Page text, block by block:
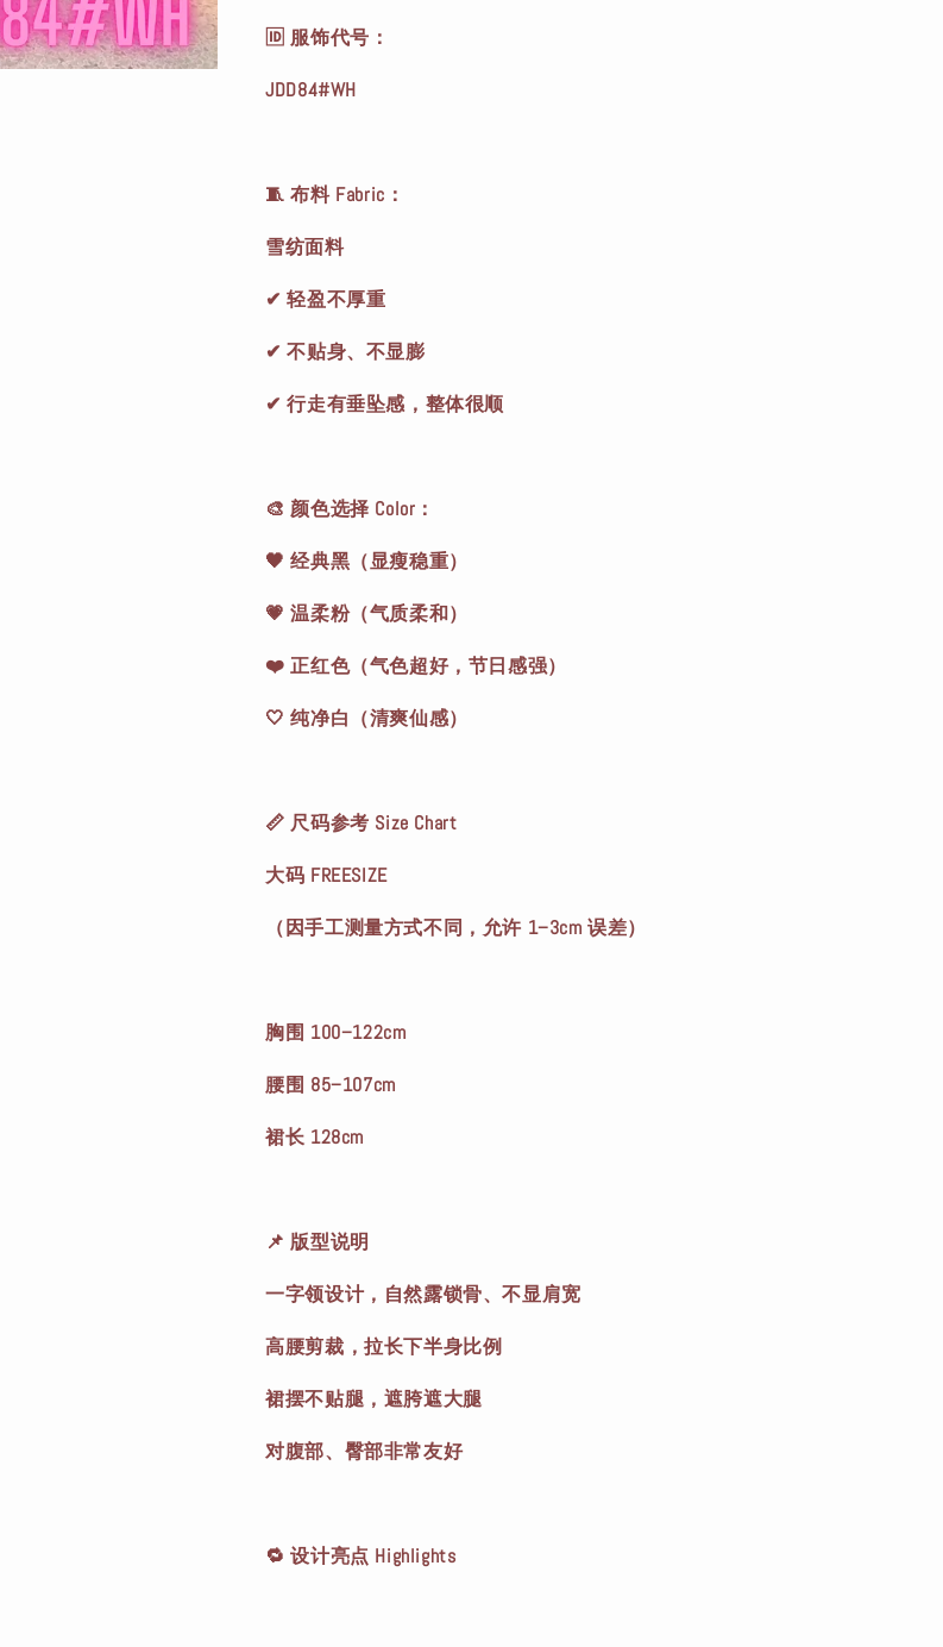
🆔 服饰代号：
JDD84#WH
🧵 布料 Fabric：
雪纺面料
✔ 轻盈不厚重
✔ 不贴身、不显膨
✔ 行走有垂坠感，整体很顺
🎨 颜色选择 Color：
🖤 经典黑（显瘦稳重）
💗 温柔粉（气质柔和）
❤️ 正红色（气色超好，节日感强）
🤍 纯净白（清爽仙感）
📏 尺码参考 Size Chart
大码 FREESIZE
（因手工测量方式不同，允许 1–3cm 误差）
胸围 100–122cm
腰围 85–107cm
裙长 128cm
📌 版型说明
一字领设计，自然露锁骨、不显肩宽
高腰剪裁，拉长下半身比例
裙摆不贴腿，遮胯遮大腿
对腹部、臀部非常友好
🔁 设计亮点 Highlights